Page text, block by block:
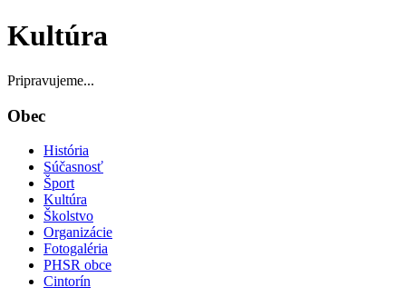
Kultúra
Pripravujeme...
Obec
História
Súčasnosť
Šport
Kultúra
Školstvo
Organizácie
Fotogaléria
PHSR obce
Cintorín